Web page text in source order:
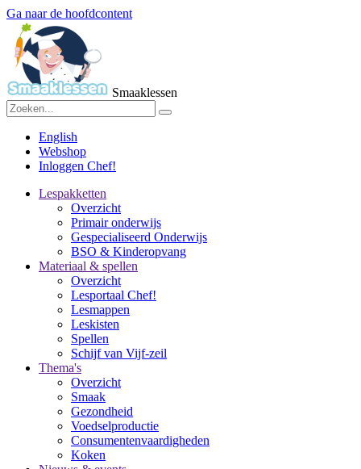
Ga naar de hoofdcontent
Smaaklessen
English
Webshop
Inloggen Chef!
Lespakketten
Overzicht
Primair onderwijs
Gespecialiseerd Onderwijs
BSO & Kinderopvang
Materiaal & spellen
Overzicht
Lesportaal Chef!
Lesmappen
Leskisten
Spellen
Schijf van Vijf-zeil
Thema's
Overzicht
Smaak
Gezondheid
Voedselproductie
Consumentenvaardigheden
Koken